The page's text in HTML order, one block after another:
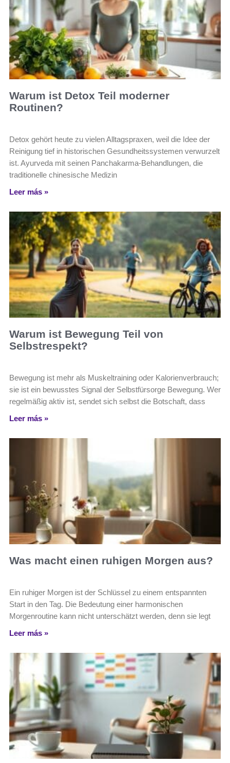
Warum ist Detox Teil moderner
Routinen?
Detox gehört heute zu vielen Alltagspraxen, weil die Idee der
Reinigung tief in historischen Gesundheitssystemen verwurzelt
ist. Ayurveda mit seinen Panchakarma-Behandlungen, die
traditionelle chinesische Medizin
Leer más »
Warum ist Bewegung Teil von
Selbstrespekt?
Bewegung ist mehr als Muskeltraining oder Kalorienverbrauch;
sie ist ein bewusstes Signal der Selbstfürsorge Bewegung. Wer
regelmäßig aktiv ist, sendet sich selbst die Botschaft, dass
Leer más »
Was macht einen ruhigen Morgen aus?
Ein ruhiger Morgen ist der Schlüssel zu einem entspannten
Start in den Tag. Die Bedeutung einer harmonischen
Morgenroutine kann nicht unterschätzt werden, denn sie legt
Leer más »